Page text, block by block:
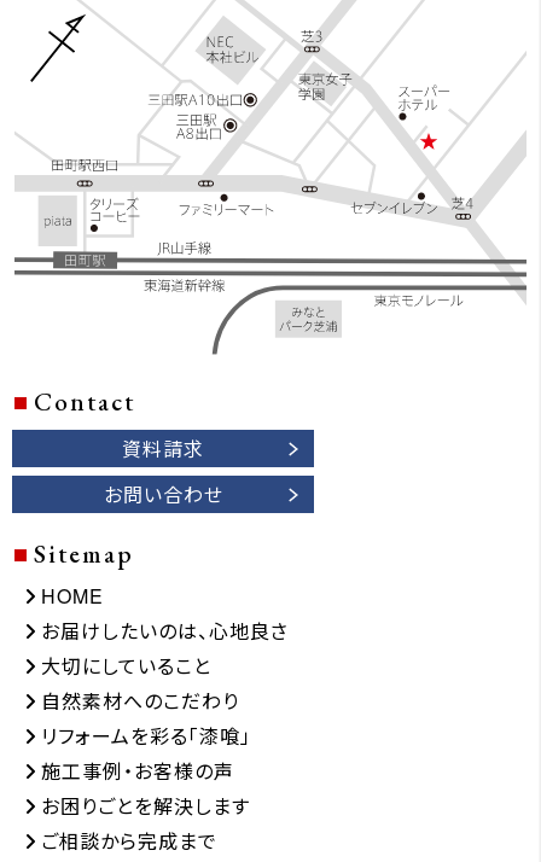
Contact
資料請求
お問い合わせ
Sitemap
HOME
お届けしたいのは、心地良さ
大切にしていること
自然素材へのこだわり
リフォームを彩る「漆喰」
施工事例・お客様の声
お困りごとを解決します
ご相談から完成まで